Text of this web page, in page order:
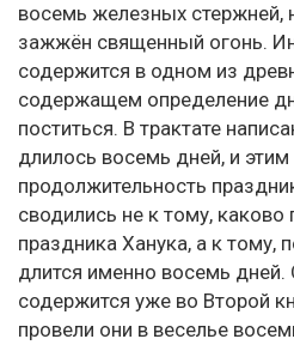
восемь железных стержней,
зажжён священный огонь.
содержится в одном из
содержащем определение
поститься. В трактате
длилось восемь дней, и
продолжительность
сводились не к тому,
праздника Ханука, а к тому,
длится именно восемь дней.
содержится уже во Второй
провели они в веселье